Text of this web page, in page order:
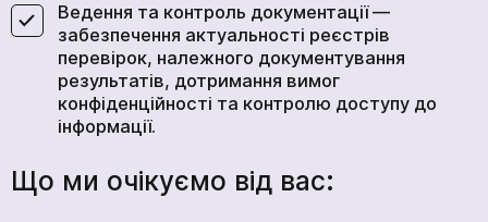
Ведення та контроль документації —
забезпечення актуальності реєстрів
перевірок, належного документування
результатів, дотримання вимог
конфіденційності та контролю доступу до
інформації.
Що ми очікуємо від вас: